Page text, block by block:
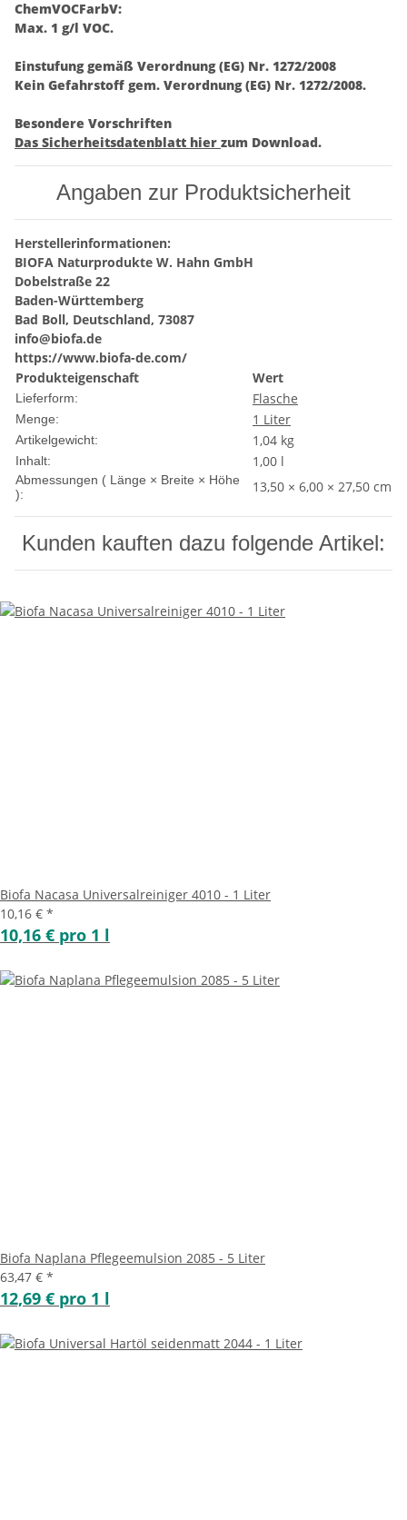
ChemVOCFarbV:
Max. 1 g/l VOC.
Einstufung gemäß Verordnung (EG) Nr. 1272/2008
Kein Gefahrstoff gem. Verordnung (EG) Nr. 1272/2008.
Besondere Vorschriften
Das Sicherheitsdatenblatt hier zum Download.
Angaben zur Produktsicherheit
Herstellerinformationen:
BIOFA Naturprodukte W. Hahn GmbH
Dobelstraße 22
Baden-Württemberg
Bad Boll, Deutschland, 73087
info@biofa.de
https://www.biofa-de.com/
Produkteigenschaft
Wert
Lieferform: Flasche
Menge: 1 Liter
Artikelgewicht: 1,04 kg
Inhalt: 1,00 l
Abmessungen ( Länge × Breite × Höhe
):
13,50 × 6,00 × 27,50 cm
Kunden kauften dazu folgende Artikel:
Biofa Nacasa Universalreiniger 4010 - 1 Liter
10,16 € *
10,16 € pro 1 l
Biofa Naplana Pflegeemulsion 2085 - 5 Liter
63,47 € *
12,69 € pro 1 l